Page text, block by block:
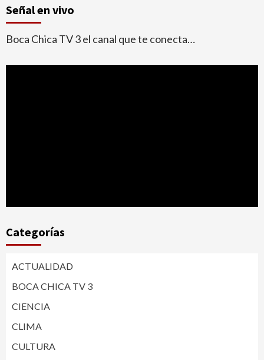
Señal en vivo
Boca Chica TV 3 el canal que te conecta…
Categorías
ACTUALIDAD
BOCA CHICA TV 3
CIENCIA
CLIMA
CULTURA